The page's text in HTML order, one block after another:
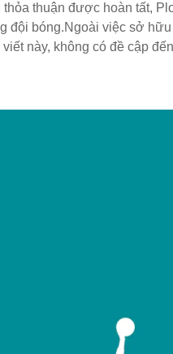
thuận được hoàn tất,
đội bóng.Ngoài việc sở
này, không có đề cập